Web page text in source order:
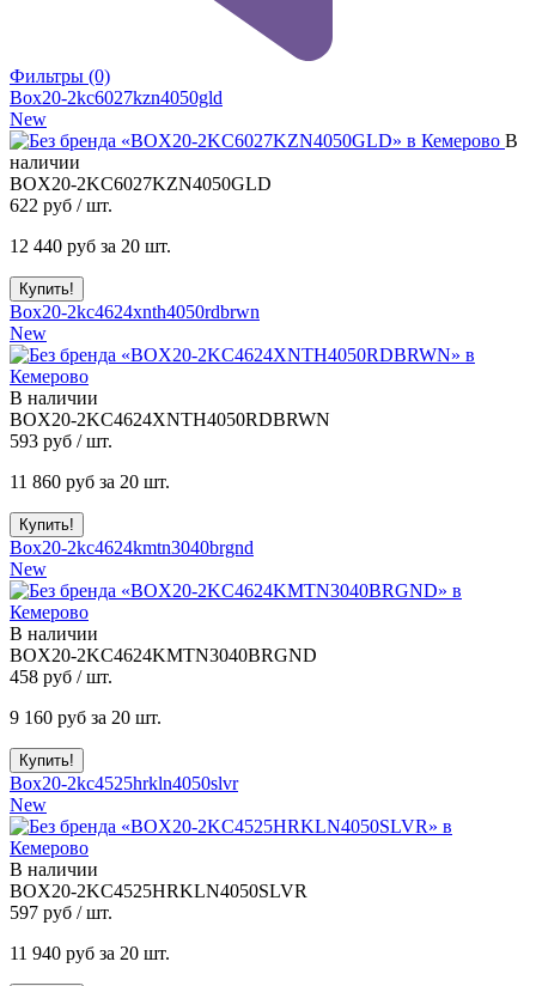
Фильтры (0)
Box20-2kc6027kzn4050gld
New
В
наличии
BOX20-2KC6027KZN4050GLD
622 руб / шт.
12 440 руб за 20 шт.
Box20-2kc4624xnth4050rdbrwn
New
В наличии
BOX20-2KC4624XNTH4050RDBRWN
593 руб / шт.
11 860 руб за 20 шт.
Box20-2kc4624kmtn3040brgnd
New
В наличии
BOX20-2KC4624KMTN3040BRGND
458 руб / шт.
9 160 руб за 20 шт.
Box20-2kc4525hrkln4050slvr
New
В наличии
BOX20-2KC4525HRKLN4050SLVR
597 руб / шт.
11 940 руб за 20 шт.